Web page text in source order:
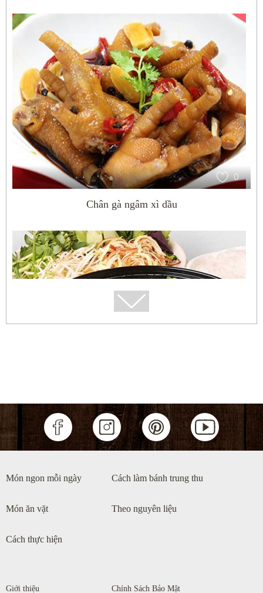
0
Chân gà ngâm xì dầu
Lẩu cá chép giòn măng chua
Món ngon mỗi ngày Cách làm bánh trung thu
Món ăn vặt Theo nguyên liệu
Cách thực hiện
Giới thiệu Chính Sách Bảo Mật